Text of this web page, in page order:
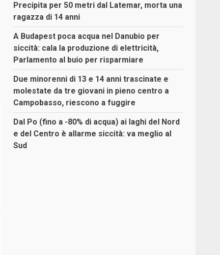
Precipita per 50 metri dal Latemar, morta una
ragazza di 14 anni
A Budapest poca acqua nel Danubio per
siccità: cala la produzione di elettricità,
Parlamento al buio per risparmiare
Due minorenni di 13 e 14 anni trascinate e
molestate da tre giovani in pieno centro a
Campobasso, riescono a fuggire
Dal Po (fino a -80% di acqua) ai laghi del Nord
e del Centro è allarme siccità: va meglio al
Sud